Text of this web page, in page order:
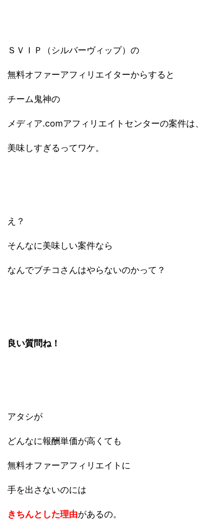
ＳＶＩＰ（シルバーヴィップ）の
無料オファーアフィリエイターからすると
チーム鬼神の
メディア.comアフィリエイトセンターの案件は、
美味しすぎるってワケ。
え？
そんなに美味しい案件なら
なんでブチコさんはやらないのかって？
良い質問ね！
アタシが
どんなに報酬単価が高くても
無料オファーアフィリエイトに
手を出さないのには
きちんとした理由があるの。